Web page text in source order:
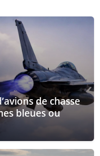
de chasse
bleues ou